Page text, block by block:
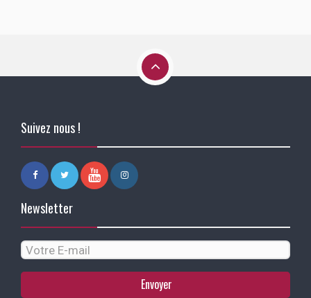
Suivez nous !
Newsletter
Envoyer